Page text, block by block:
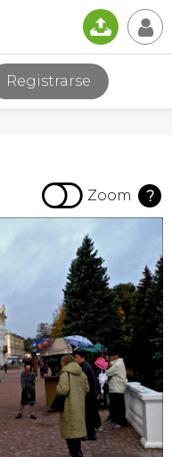
📤 👤
Registrarse
 Zoom ?